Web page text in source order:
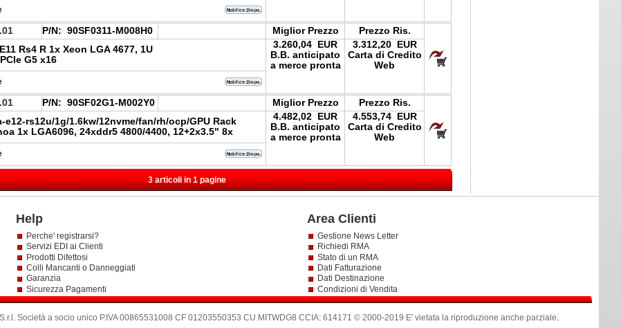
P/N: 90SF0311-M008H0 Miglior Prezzo
Prezzo Ris.
Rs4 R 1x Xeon LGA 4677, 1U
G5 x16
3.260,04 EUR
B.B. anticipato
a merce pronta
3.312,20 EUR
Carta di Credito
Web
P/N: 90SF02G1-M002Y0 Miglior Prezzo
Prezzo Ris.
e12-rs12u/1g/1.6kw/12nvme/fan/rh/ocp/GPU Rack
1x LGA6096, 24xddr5 4800/4400, 12+2x3.5" 8x
4.482,02 EUR
B.B. anticipato
a merce pronta
4.553,74 EUR
Carta di Credito
Web
3 articoli in 1 pagine
Help Area Clienti
Perche' registrarsi?
Servizi EDI ai Clienti
Prodotti Difettosi
Colli Mancanti o Danneggiati
Garanzia
Sicurezza Pagamenti
Gestione News Letter
Richiedi RMA
Stato di un RMA
Dati Fatturazione
Dati Destinazione
Condizioni di Vendita
. Società a socio unico P.IVA 00865531008 CF 01203550353 CU MITWDG8 CCIA: 614171 © 2000-2019 E' vietata la riproduzione anche parziale.